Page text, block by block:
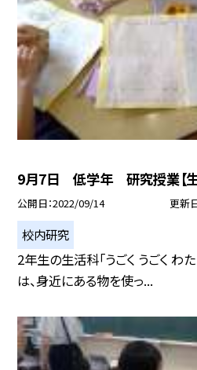
9月7日 低学年 研究授業【生
公開日 2022/09/14 更新
校内研究
2年生の生活科「うごく うごく わ
は、身近にある物を使っ...